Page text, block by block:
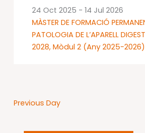
MÀSTER DE FORMACIÓ
PATOLOGIA DE L’APARELL
2028, Mòdul 2 (Any 2025-2026)
24 Oct 2025 - 14 Jul 2026
Previous Day